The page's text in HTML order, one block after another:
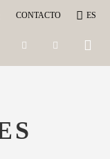
CONTACTO ES
Toggle